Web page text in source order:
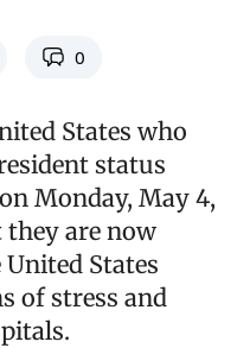
0
States who
status
Monday, May 4,
are now
States
of stress and